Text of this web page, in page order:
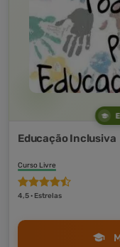
Educação Inclusiva
Curso Livre
4,5 · Estrelas